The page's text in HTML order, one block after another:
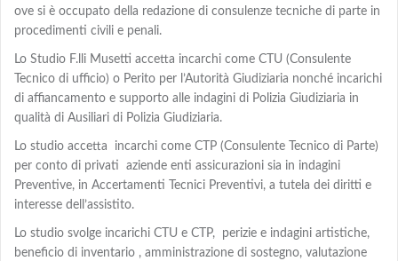
ove si è occupato della redazione di consulenze tecniche di parte in
procedimenti civili e penali.
Lo Studio F.lli Musetti accetta incarchi come CTU (Consulente
Tecnico di ufficio) o Perito per l’Autorità Giudiziaria nonché incarichi
di affiancamento e supporto alle indagini di Polizia Giudiziaria in
qualità di Ausiliari di Polizia Giudiziaria.
Lo studio accetta incarchi come CTP (Consulente Tecnico di Parte)
per conto di privati aziende enti assicurazioni sia in indagini
Preventive, in Accertamenti Tecnici Preventivi, a tutela dei diritti e
interesse dell’assistito.
Lo studio svolge incarichi CTU e CTP, perizie e indagini artistiche,
beneficio di inventario , amministrazione di sostegno, valutazione